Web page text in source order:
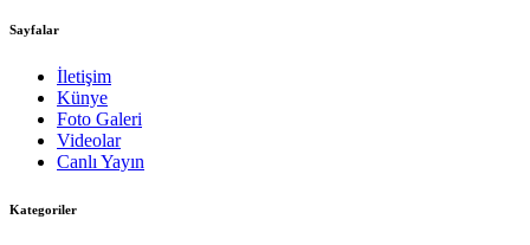
Sayfalar
İletişim
Künye
Foto Galeri
Videolar
Canlı Yayın
Kategoriler